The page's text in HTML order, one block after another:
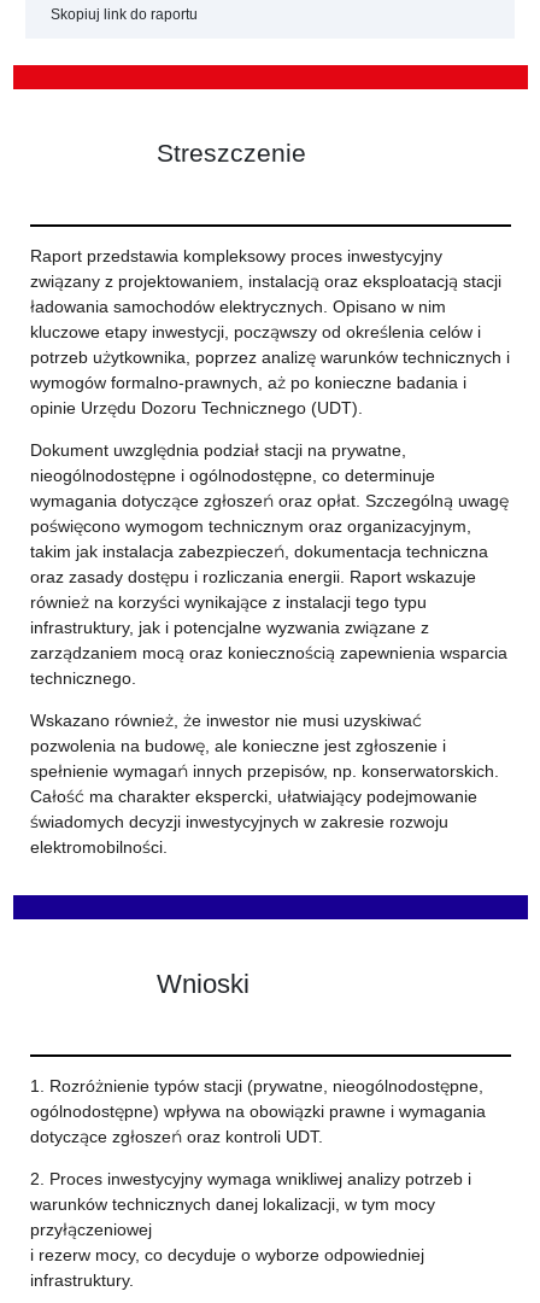
Skopiuj link do raportu
Streszczenie
Raport przedstawia kompleksowy proces inwestycyjny
związany z projektowaniem, instalacją oraz eksploatacją stacji
ładowania samochodów elektrycznych. Opisano w nim
kluczowe etapy inwestycji, począwszy od określenia celów i
potrzeb użytkownika, poprzez analizę warunków technicznych i
wymogów formalno-prawnych, aż po konieczne badania i
opinie Urzędu Dozoru Technicznego (UDT).
Dokument uwzględnia podział stacji na prywatne,
nieogólnodostępne i ogólnodostępne, co determinuje
wymagania dotyczące zgłoszeń oraz opłat. Szczególną uwagę
poświęcono wymogom technicznym oraz organizacyjnym,
takim jak instalacja zabezpieczeń, dokumentacja techniczna
oraz zasady dostępu i rozliczania energii. Raport wskazuje
również na korzyści wynikające z instalacji tego typu
infrastruktury, jak i potencjalne wyzwania związane z
zarządzaniem mocą oraz koniecznością zapewnienia wsparcia
technicznego.
Wskazano również, że inwestor nie musi uzyskiwać
pozwolenia na budowę, ale konieczne jest zgłoszenie i
spełnienie wymagań innych przepisów, np. konserwatorskich.
Całość ma charakter ekspercki, ułatwiający podejmowanie
świadomych decyzji inwestycyjnych w zakresie rozwoju
elektromobilności.
Wnioski
1. Rozróżnienie typów stacji (prywatne, nieogólnodostępne,
ogólnodostępne) wpływa na obowiązki prawne i wymagania
dotyczące zgłoszeń oraz kontroli UDT.
2. Proces inwestycyjny wymaga wnikliwej analizy potrzeb i
warunków technicznych danej lokalizacji, w tym mocy
przyłączeniowej
i rezerw mocy, co decyduje o wyborze odpowiedniej
infrastruktury.